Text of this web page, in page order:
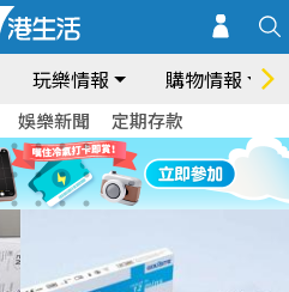
玩樂情報 購物情報
娛樂新聞 定期存款